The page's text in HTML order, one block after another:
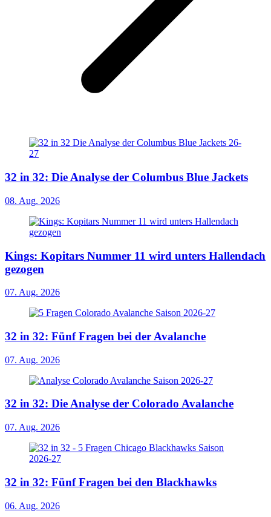
32 in 32: Die Analyse der Columbus Blue Jackets
08. Aug. 2026
Kings: Kopitars Nummer 11 wird unters Hallendach
gezogen
07. Aug. 2026
32 in 32: Fünf Fragen bei der Avalanche
07. Aug. 2026
32 in 32: Die Analyse der Colorado Avalanche
07. Aug. 2026
32 in 32: Fünf Fragen bei den Blackhawks
06. Aug. 2026